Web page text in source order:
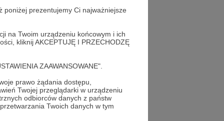
poniżej prezentujemy Ci najważniejsze
na Twoim urządzeniu końcowym i ich
kliknij AKCEPTUJĘ I PRZECHODZĘ
ZAAWANSOWANE".
prawo żądania dostępu,
Twojej przeglądarki w urządzeniu
odbiorców danych z państw
Twoich danych w tym